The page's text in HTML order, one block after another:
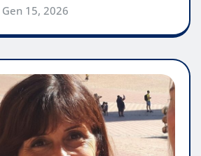
Gen 15, 2026